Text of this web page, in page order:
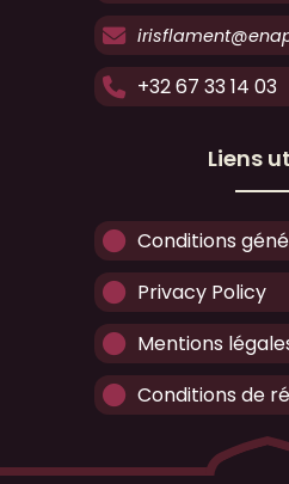
+32 67 33 14 03
Liens
Conditions
Privacy Policy
Mentions
Conditions de